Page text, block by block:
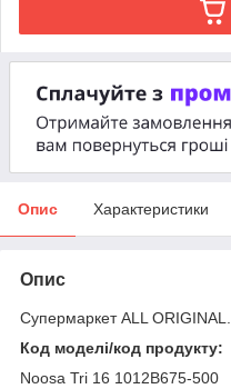
Опис Характеристики
Опис
Супермаркет ALL ORIGINAL.
Код моделі/код продукту:
Noosa Tri 16 1012B675-500